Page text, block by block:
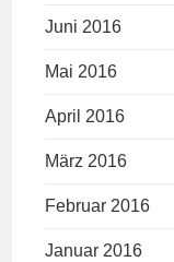
Juni 2016
Mai 2016
April 2016
März 2016
Februar 2016
Januar 2016